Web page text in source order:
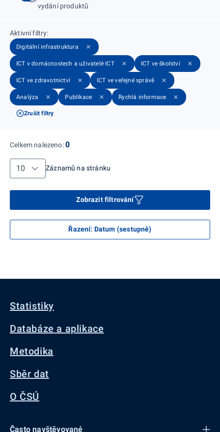
vydání produktů
Aktivní filtry:
Digitální infrastruktura
ICT v domácnostech a uživatelé ICT ICT ve školství
ICT ve zdravotnictví ICT ve veřejné správě
Analýza Publikace Rychlá informace
Zrušit filtry
Celkem nalezeno:0
Záznamů na stránkuZáznamů na stránku
Zobrazit filtrování
Řazení: Datum (sestupně)
Statistiky
Databáze a aplikace
Metodika
Sběr dat
O ČSÚ
Často navštěvované